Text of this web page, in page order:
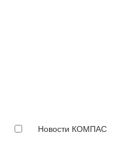
Новости КОМПАС